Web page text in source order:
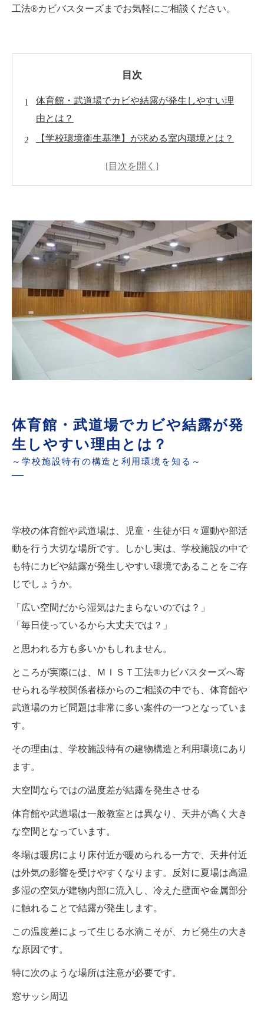
工法®カビバスターズまでお気軽にご相談ください。
目次
体育館・武道場でカビや結露が発生しやすい理
由とは？
【学校環境衛生基準】が求める室内環境とは？
カビが児童・生徒・教職員に与える健康影響
見えない場所に広がる隠れカビの危険性
真菌（カビ菌）検査が必要な理由
建材含水率検査・ファイバースコープ調査・負
圧測定とは？
学校施設で実践したい日常の結露・カビ予防対
カビ除去だけでは再発する？根本原因改善の重
のカビ対策
まとめ
体育館・武道場でカビや結露が発
生しやすい理由とは？
～学校施設特有の構造と利用環境を知る～
学校の体育館や武道場は、児童・生徒が日々運動や部活
動を行う大切な場所です。しかし実は、学校施設の中で
も特にカビや結露が発生しやすい環境であることをご存
じでしょうか。
「広い空間だから湿気はたまらないのでは？」
「毎日使っているから大丈夫では？」
と思われる方も多いかもしれません。
ところが実際には、ＭＩＳＴ工法®カビバスターズへ寄
せられる学校関係者様からのご相談の中でも、体育館や
武道場のカビ問題は非常に多い案件の一つとなっていま
す。
その理由は、学校施設特有の建物構造と利用環境にあり
ます。
大空間ならではの温度差が結露を発生させる
体育館や武道場は一般教室とは異なり、天井が高く大き
な空間となっています。
冬場は暖房により床付近が暖められる一方で、天井付近
は外気の影響を受けやすくなります。反対に夏場は高温
多湿の空気が建物内部に流入し、冷えた壁面や金属部分
に触れることで結露が発生します。
この温度差によって生じる水滴こそが、カビ発生の大き
な原因です。
特に次のような場所は注意が必要です。
窓サッシ周辺